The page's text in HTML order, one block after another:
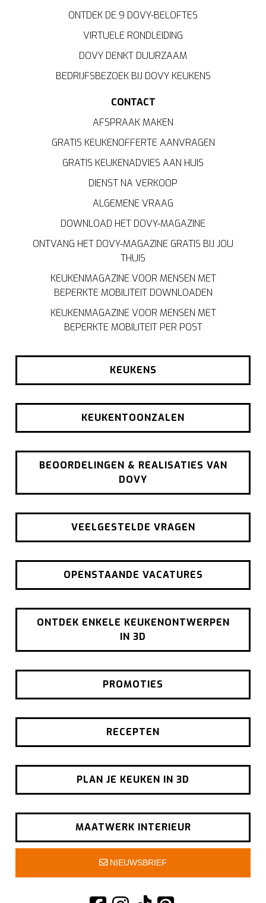
ONTDEK DE 9 DOVY-BELOFTES
VIRTUELE RONDLEIDING
DOVY DENKT DUURZAAM
BEDRIJFSBEZOEK BIJ DOVY KEUKENS
CONTACT
AFSPRAAK MAKEN
GRATIS KEUKENOFFERTE AANVRAGEN
GRATIS KEUKENADVIES AAN HUIS
DIENST NA VERKOOP
ALGEMENE VRAAG
DOWNLOAD HET DOVY-MAGAZINE
ONTVANG HET DOVY-MAGAZINE GRATIS BIJ JOU
THUIS
KEUKENMAGAZINE VOOR MENSEN MET
BEPERKTE MOBILITEIT DOWNLOADEN
KEUKENMAGAZINE VOOR MENSEN MET
BEPERKTE MOBILITEIT PER POST
KEUKENS
KEUKENTOONZALEN
BEOORDELINGEN & REALISATIES VAN
DOVY
VEELGESTELDE VRAGEN
OPENSTAANDE VACATURES
ONTDEK ENKELE KEUKENONTWERPEN
IN 3D
PROMOTIES
RECEPTEN
PLAN JE KEUKEN IN 3D
MAATWERK INTERIEUR
NIEUWSBRIEF